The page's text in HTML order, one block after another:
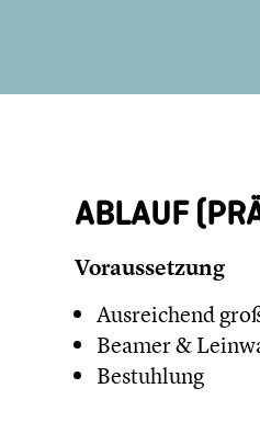
ABLAUF
Voraussetzung
Ausreichend
Beamer &
Bestuhlung